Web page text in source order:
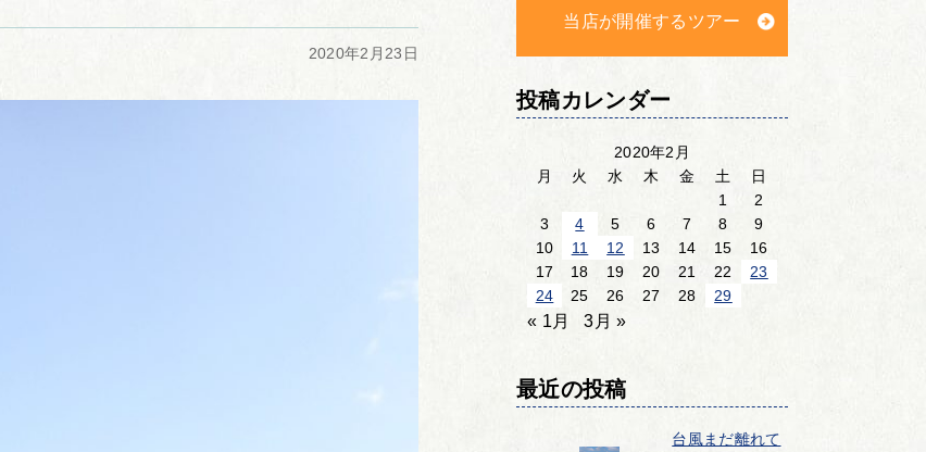
2020年2月23日
当店が開催するツアー
投稿カレンダー
2020年2月
月
火 水 木 金 土
日
1
2
3
4 5 6 7 8
9
10
11 12 13 14 15
16
17
18 19 20 21 22
23
24
25 26 27 28 29
« 1月 3月 »
最近の投稿
台風まだ離れて